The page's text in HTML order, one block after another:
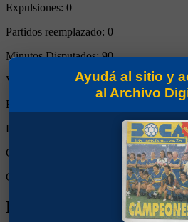
Expulsiones: 0
Partidos reemplazado: 0
Minutos Disputados:90
Victorias:
Empates:
Derrotas:
Goles de Boca:
Goles rivales:
Biografía de José
Ayudá al sitio y
al Archivo